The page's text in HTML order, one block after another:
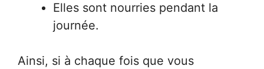
Elles sont nourries pendant la
journée.
Ainsi, si à chaque fois que vous